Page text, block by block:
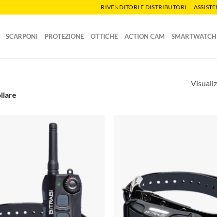
RIVENDITORI E DISTRIBUTORI
SCARPONI PROTEZIONE OTTICHE ACTION CAM SMARTWATCH